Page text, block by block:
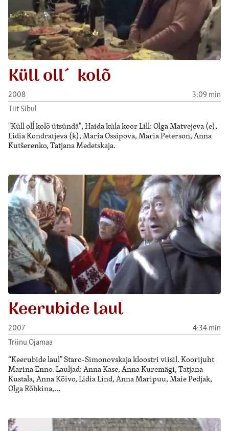
Küll oll´ kolõ
2008
3:09 min
Tiit Sibul
"Küll olĺ kolõ ütsündä", Haida küla koor Lill: Olga Matvejeva (e),
Lidia Kondratjeva (k), Maria Ossipova, Maria Peterson, Anna
Kutšerenko, Tatjana Medetskaja.
Keerubide laul
2007
4:34 min
Triinu Ojamaa
“Keerubide laul" Staro-Simonovskaja kloostri viisil. Koorijuht
Marina Enno. Lauljad: Anna Kase, Anna Kuremägi, Tatjana
Kustala, Anna Kõivo, Lidia Lind, Anna Maripuu, Maie Pedjak,
Olga Rõbkina,…